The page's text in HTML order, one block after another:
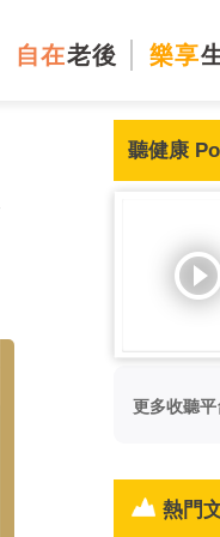
自在老後 樂享
聽健康
更多收聽平
熱門